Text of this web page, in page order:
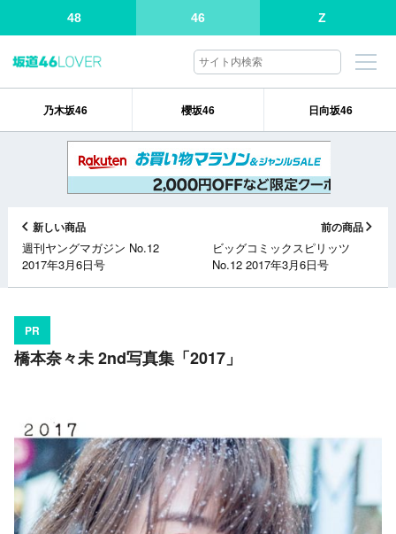
48 46 Z
乃木坂46 櫻坂46 日向坂46
新しい商品
週刊ヤングマガジン No.12
2017年3月6日号
前の商品
ビッグコミックスピリッツ
No.12 2017年3月6日号
PR
橋本奈々未 2nd写真集「2017」